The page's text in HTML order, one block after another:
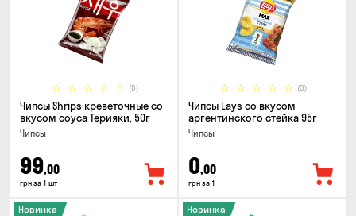
(0)
Чипсы Shrips креветочные со
вкусом соуса Терияки, 50г
Чипсы
99,00
грн за 1 шт
(0)
Чипсы Lays со вкусом
аргентинского стейка 95г
Чипсы
0,00
грн за 1
Новинка Новинка